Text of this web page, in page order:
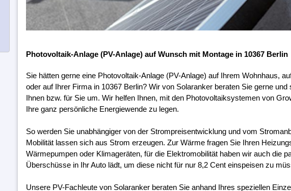
Photovoltaik-Anlage (PV-Anlage) auf Wunsch mit Montage in 10367 Berlin
Sie hätten gerne eine Photovoltaik-Anlage (PV-Anlage) auf Ihrem Wohnhaus,
oder auf Ihrer Firma in 10367 Berlin? Wir von Solaranker beraten Sie gerne
Ihnen bzw. für Sie um. Wir helfen Ihnen, mit den Photovoltaiksystemen von
Ihre ganz persönliche Energiewende zu legen.
So werden Sie unabhängiger von der Strompreisentwicklung und vom
Mobilität lassen sich aus Strom erzeugen. Zur Wärme fragen Sie Ihren
Wärmepumpen oder Klimageräten, für die Elektromobilität haben wir auch die
Überschüsse in Ihr Auto lädt, um diese nicht für nur 8,2 Cent einspeisen zu
Unsere PV-Fachleute von Solaranker beraten Sie anhand Ihres speziellen